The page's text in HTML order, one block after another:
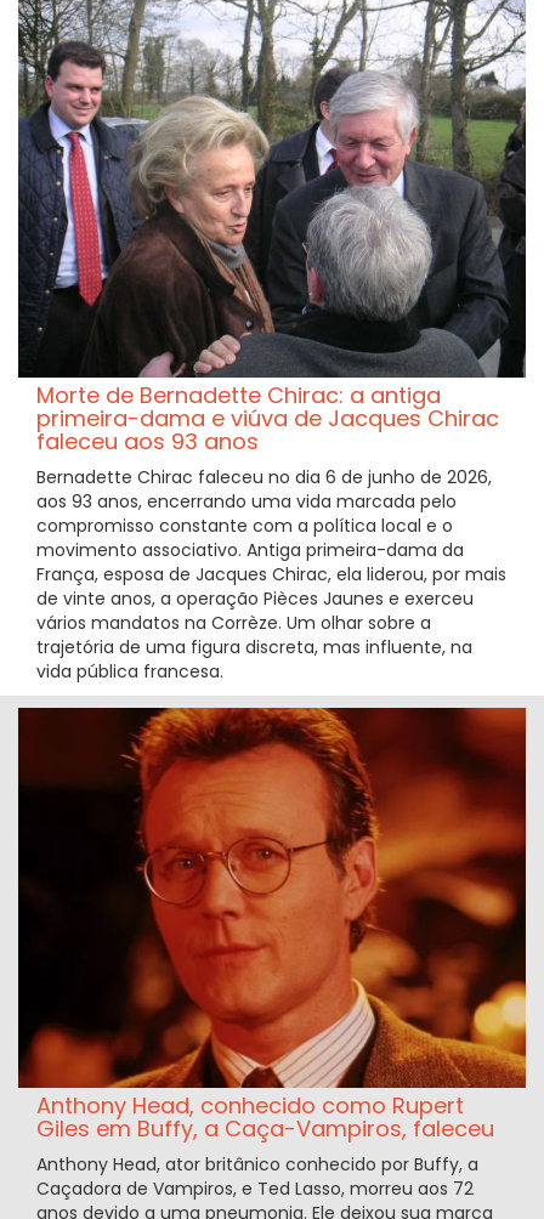
Morte de Bernadette Chirac: a antiga
primeira-dama e viúva de Jacques Chirac
faleceu aos 93 anos
Bernadette Chirac faleceu no dia 6 de junho de 2026,
aos 93 anos, encerrando uma vida marcada pelo
compromisso constante com a política local e o
movimento associativo. Antiga primeira-dama da
França, esposa de Jacques Chirac, ela liderou, por mais
de vinte anos, a operação Pièces Jaunes e exerceu
vários mandatos na Corrèze. Um olhar sobre a
trajetória de uma figura discreta, mas influente, na
vida pública francesa.
Anthony Head, conhecido como Rupert
Giles em Buffy, a Caça-Vampiros, faleceu
Anthony Head, ator britânico conhecido por Buffy, a
Caçadora de Vampiros, e Ted Lasso, morreu aos 72
anos devido a uma pneumonia. Ele deixou sua marca